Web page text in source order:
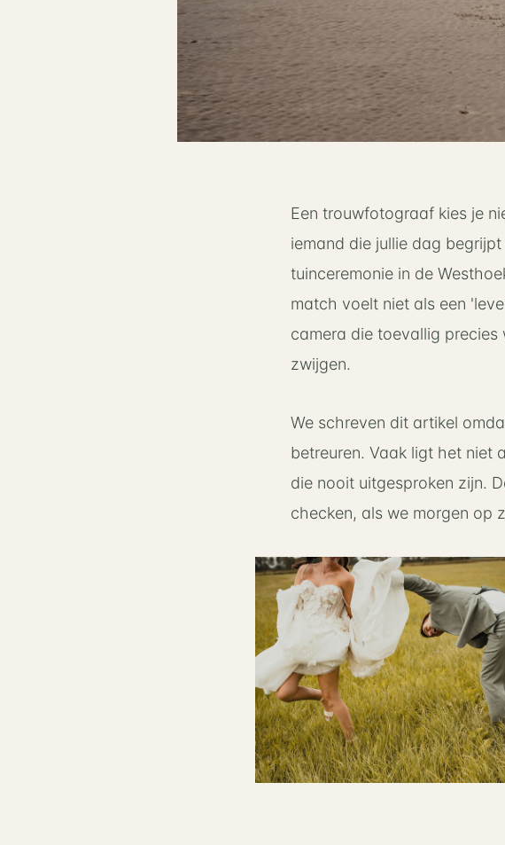
Een trouwfotograaf kies je
iemand die jullie dag
tuinceremonie in de
match voelt niet als een
camera die toevallig precies
zwijgen.
We schreven dit artikel
betreuren. Vaak ligt het niet
die nooit uitgesproken zijn.
checken, als we morgen op